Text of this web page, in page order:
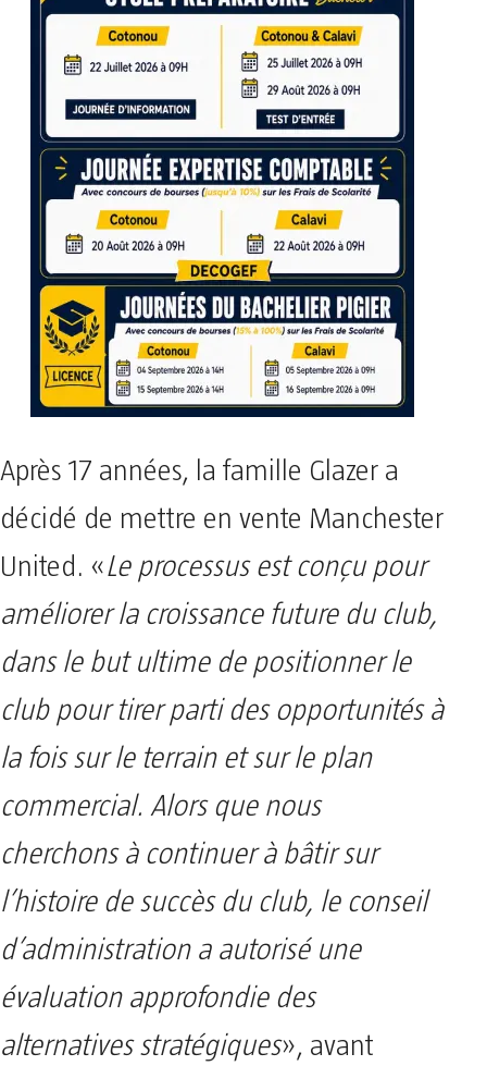
Après 17 années, la famille Glazer a
décidé de mettre en vente Manchester
United. «Le processus est conçu pour
améliorer la croissance future du club,
dans le but ultime de positionner le
club pour tirer parti des opportunités à
la fois sur le terrain et sur le plan
commercial. Alors que nous
cherchons à continuer à bâtir sur
l’histoire de succès du club, le conseil
d’administration a autorisé une
évaluation approfondie des
alternatives stratégiques», avant